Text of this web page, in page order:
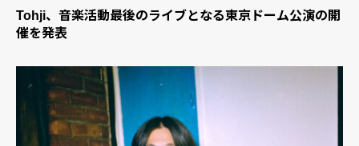
Tohji、音楽活動最後のライブとなる東京ドーム公演の開
催を発表